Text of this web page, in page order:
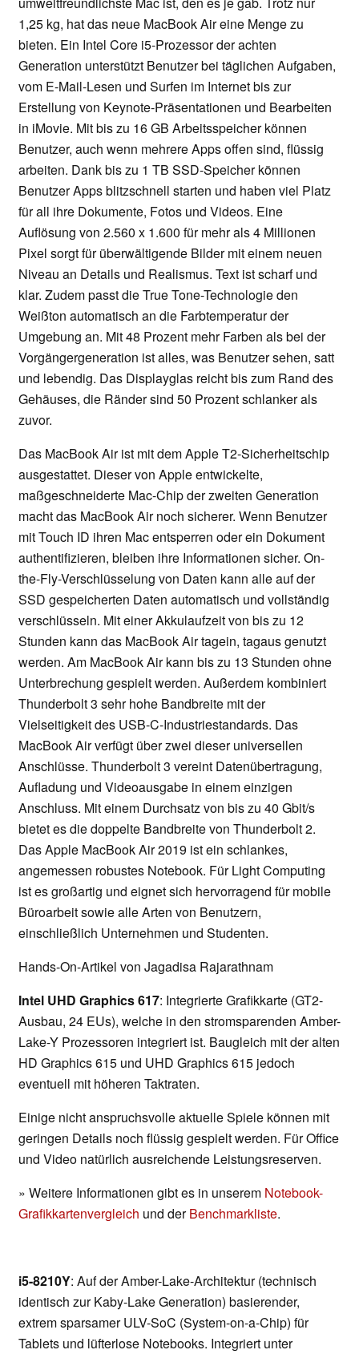
1,25 kg, hat das neue MacBook Air eine Menge zu
bieten. Ein Intel Core i5-Prozessor der achten
Generation unterstützt Benutzer bei täglichen Aufgaben,
vom E-Mail-Lesen und Surfen im Internet bis zur
Erstellung von Keynote-Präsentationen und Bearbeiten
in iMovie. Mit bis zu 16 GB Arbeitsspeicher können
Benutzer, auch wenn mehrere Apps offen sind, flüssig
arbeiten. Dank bis zu 1 TB SSD-Speicher können
Benutzer Apps blitzschnell starten und haben viel Platz
für all ihre Dokumente, Fotos und Videos. Eine
Auflösung von 2.560 x 1.600 für mehr als 4 Millionen
Pixel sorgt für überwältigende Bilder mit einem neuen
Niveau an Details und Realismus. Text ist scharf und
klar. Zudem passt die True Tone-Technologie den
Weißton automatisch an die Farbtemperatur der
Umgebung an. Mit 48 Prozent mehr Farben als bei der
Vorgängergeneration ist alles, was Benutzer sehen, satt
und lebendig. Das Displayglas reicht bis zum Rand des
Gehäuses, die Ränder sind 50 Prozent schlanker als
zuvor.
Das MacBook Air ist mit dem Apple T2-Sicherheitschip
ausgestattet. Dieser von Apple entwickelte,
maßgeschneiderte Mac-Chip der zweiten Generation
macht das MacBook Air noch sicherer. Wenn Benutzer
mit Touch ID ihren Mac entsperren oder ein Dokument
authentifizieren, bleiben ihre Informationen sicher. On-
the-Fly-Verschlüsselung von Daten kann alle auf der
SSD gespeicherten Daten automatisch und vollständig
verschlüsseln. Mit einer Akkulaufzeit von bis zu 12
Stunden kann das MacBook Air tagein, tagaus genutzt
werden. Am MacBook Air kann bis zu 13 Stunden ohne
Unterbrechung gespielt werden. Außerdem kombiniert
Thunderbolt 3 sehr hohe Bandbreite mit der
Vielseitigkeit des USB-C-Industriestandards. Das
MacBook Air verfügt über zwei dieser universellen
Anschlüsse. Thunderbolt 3 vereint Datenübertragung,
Aufladung und Videoausgabe in einem einzigen
Anschluss. Mit einem Durchsatz von bis zu 40 Gbit/s
bietet es die doppelte Bandbreite von Thunderbolt 2.
Das Apple MacBook Air 2019 ist ein schlankes,
angemessen robustes Notebook. Für Light Computing
ist es großartig und eignet sich hervorragend für mobile
Büroarbeit sowie alle Arten von Benutzern,
einschließlich Unternehmen und Studenten.
Hands-On-Artikel von Jagadisa Rajarathnam
Intel UHD Graphics 617: Integrierte Grafikkarte (GT2-
Ausbau, 24 EUs), welche in den stromsparenden Amber-
Lake-Y Prozessoren integriert ist. Baugleich mit der alten
HD Graphics 615 und UHD Graphics 615 jedoch
eventuell mit höheren Taktraten.
Einige nicht anspruchsvolle aktuelle Spiele können mit
geringen Details noch flüssig gespielt werden. Für Office
und Video natürlich ausreichende Leistungsreserven.
» Weitere Informationen gibt es in unserem Notebook-
Grafikkartenvergleich und derBenchmarkliste.
i5-8210Y: Auf der Amber-Lake-Architektur (technisch
identisch zur Kaby-Lake Generation) basierender,
extrem sparsamer ULV-SoC (System-on-a-Chip) für
Tablets und lüfterlose Notebooks. Integriert unter